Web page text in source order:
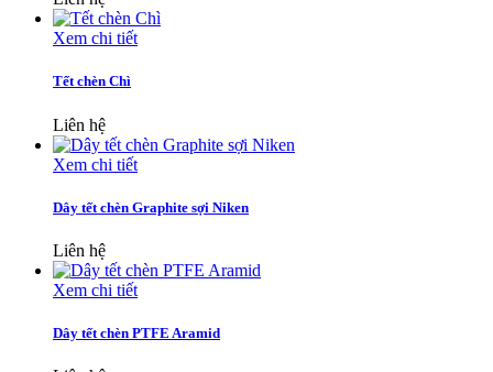
Xem chi tiết
Tết chèn Chì
Liên hệ
Xem chi tiết
Dây tết chèn Graphite sợi Niken
Liên hệ
Xem chi tiết
Dây tết chèn PTFE Aramid